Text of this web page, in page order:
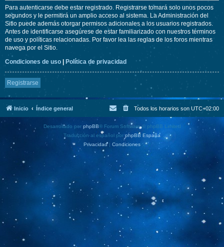
Para autenticarse debe estar registrado. Registrarse tomará solo unos pocos
segundos y le permitirá un amplio acceso al sistema. La Administración del
Sitio puede además otorgar permisos adicionales a los usuarios registrados.
Antes de identificarse asegúrese de estar familiarizado con nuestros términos
de uso y políticas relacionadas. Por favor lea las reglas de los foros mientras
navega por el Sitio.
Condiciones de uso | Política de privacidad
Registrarse
Inicio Índice general Todos los horarios son UTC+02:00
Desarrollado por phpBB® Forum Software © phpBB Limited
Traducción al español porphpBB España
Privacidad| Condiciones